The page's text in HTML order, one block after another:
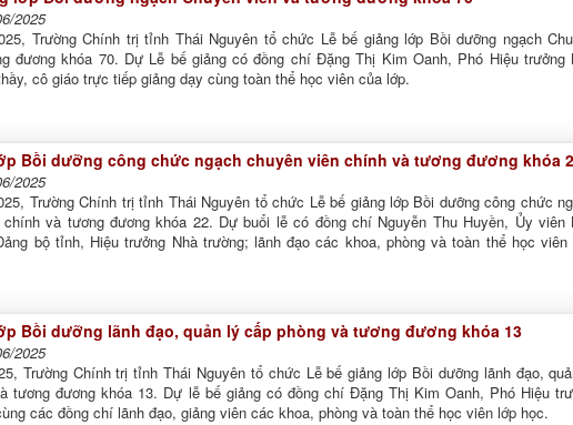
2025
Trường Chính trị tỉnh Thái Nguyên tổ chức Lễ bế giảng lớp Bồi dưỡng ngạch
đương khóa 70. Dự Lễ bế giảng có đồng chí Đặng Thị Kim Oanh, Phó Hiệu trưởng
cô giáo trực tiếp giảng dạy cùng toàn thể học viên của lớp.
Bồi dưỡng công chức ngạch chuyên viên chính và tương đương khóa
2025
Trường Chính trị tỉnh Thái Nguyên tổ chức Lễ bế giảng lớp Bồi dưỡng công chức
và tương đương khóa 22. Dự buổi lễ có đồng chí Nguyễn Thu Huyền, Ủy viên
bộ tỉnh, Hiệu trưởng Nhà trường; lãnh đạo các khoa, phòng và toàn thể học viên
Bồi dưỡng lãnh đạo, quản lý cấp phòng và tương đương khóa 13
2025
Trường Chính trị tỉnh Thái Nguyên tổ chức Lễ bế giảng lớp Bồi dưỡng lãnh đạo,
tương đương khóa 13. Dự lễ bế giảng có đồng chí Đặng Thị Kim Oanh, Phó Hiệu
các đồng chí lãnh đạo, giảng viên các khoa, phòng và toàn thể học viên lớp học.